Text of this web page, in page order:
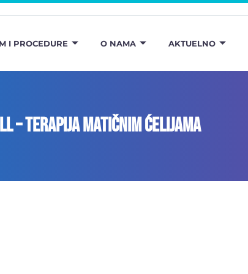
I PROCEDURE O NAMA AKTUELNO
– Terapija matičnim ćelijama